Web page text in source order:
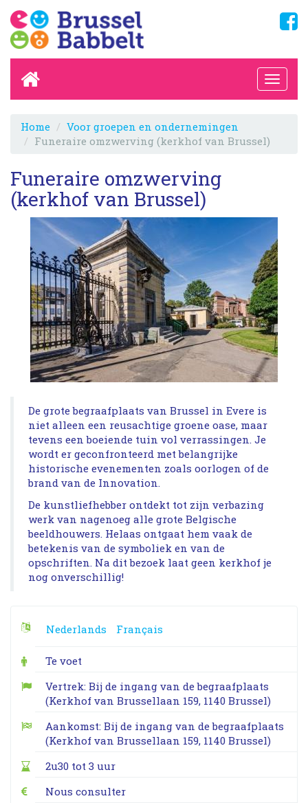
Home
Voor groepen en ondernemingen
Funeraire omzwerving (kerkhof van Brussel)
Funeraire omzwerving
(kerkhof van Brussel)
De grote begraafplaats van Brussel in Evere is
niet alleen een reusachtige groene oase, maar
tevens een boeiende tuin vol verrassingen. Je
wordt er geconfronteerd met belangrijke
historische evenementen zoals oorlogen of de
brand van de Innovation.
De kunstliefhebber ontdekt tot zijn verbazing
werk van nagenoeg alle grote Belgische
beeldhouwers. Helaas ontgaat hem vaak de
betekenis van de symboliek en van de
opschriften. Na dit bezoek laat geen kerkhof je
nog onverschillig!
Nederlands Français
Te voet
Vertrek: Bij de ingang van de begraafplaats
(Kerkhof van Brussellaan 159, 1140 Brussel)
Aankomst: Bij de ingang van de begraafplaats
(Kerkhof van Brussellaan 159, 1140 Brussel)
2u30 tot 3 uur
Nous consulter